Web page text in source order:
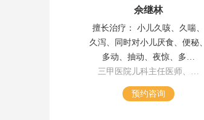
佘继林
擅长治疗： 小儿久咳、久喘、
久泻、同时对小儿厌食、便秘、
多动、抽动、夜惊、多…
三甲医院儿科主任医师、…
预约咨询